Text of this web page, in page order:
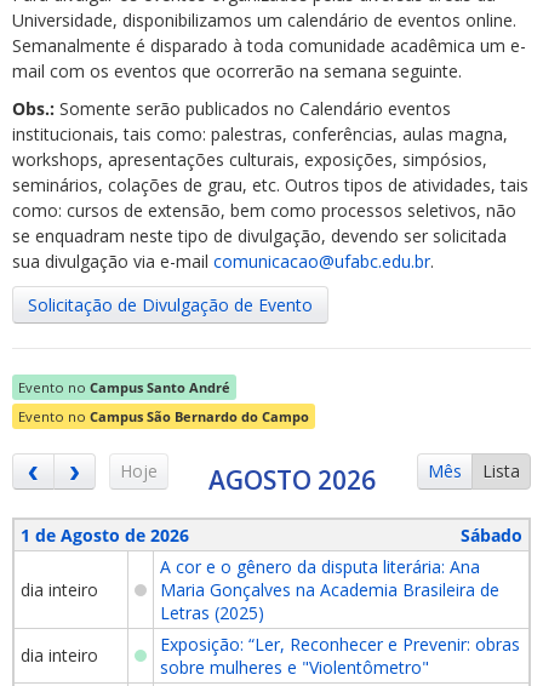
Universidade, disponibilizamos um calendário de eventos online.
Semanalmente é disparado à toda comunidade acadêmica um e-
mail com os eventos que ocorrerão na semana seguinte.
Obs.: Somente serão publicados no Calendário eventos
institucionais, tais como: palestras, conferências, aulas magna,
workshops, apresentações culturais, exposições, simpósios,
seminários, colações de grau, etc. Outros tipos de atividades, tais
como: cursos de extensão, bem como processos seletivos, não
se enquadram neste tipo de divulgação, devendo ser solicitada
sua divulgação via e-mail comunicacao@ufabc.edu.br.
Solicitação de Divulgação de Evento
Evento no Campus Santo André
Evento no Campus São Bernardo do Campo
Hoje Mês Lista
AGOSTO 2026
1 de Agosto de 2026 Sábado
dia inteiro
A cor e o gênero da disputa literária: Ana
Maria Gonçalves na Academia Brasileira de
Letras (2025)
dia inteiro
Exposição: “Ler, Reconhecer e Prevenir: obras
sobre mulheres e "Violentômetro"